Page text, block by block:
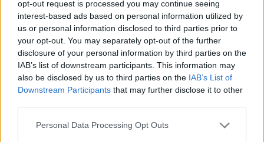
opt-out request is processed you may continue seeing
interest-based ads based on personal information utilized by
us or personal information disclosed to third parties prior to
your opt-out. You may separately opt-out of the further
disclosure of your personal information by third parties on the
IAB’s list of downstream participants. This information may
also be disclosed by us to third parties on the IAB’s List of
Downstream Participants that may further disclose it to other
Personal Data Processing Opt Outs
középkori építményekre hasonlít. A négy
torony által közrefogott falak tövében
négy, egyenként és önmagában is
lenyűgöző kiállításnak ad otthont.